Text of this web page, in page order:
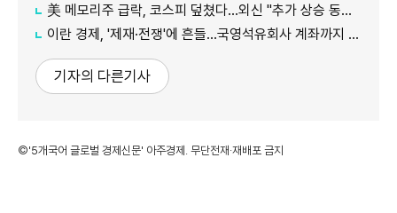
美 메모리주 급락, 코스피 덮쳤다…외신 "추가 상승 동력 의문"
이란 경제, '제재·전쟁'에 흔들…국영석유회사 계좌까지 동결
기자의 다른기사
©'5개국어 글로벌 경제신문' 아주경제. 무단전재·재배포 금지